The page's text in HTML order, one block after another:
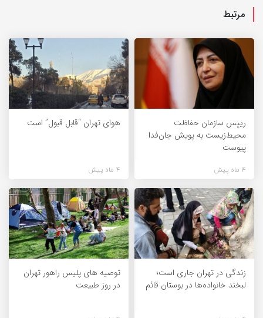
مرتبط
رییس سازمان حفاظت
محیط‌زیست به پویش جان‌فدا
پیوست
4 ماه پیش
هوای تهران “قابل قبول” است
4 ماه پیش
زندگی در تهران جاری است؛
لبخند خانواده‌ها در بوستان قائم
توصیه های پلیس راهور تهران
در روز طبیعت